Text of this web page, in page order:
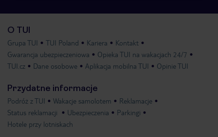
O TUI
Grupa TUI TUI Poland Kariera
Kontakt
Gwarancja ubezpieczeniowa
Opieka TUI na wakacjach 24/7
TUI.cz
Dane osobowe Aplikacja mobilna TUI Opinie TUI
Przydatne informacje
Podróż z TUI Wakacje samolotem
Reklamacje
Status reklamacji
Ubezpieczenia
Parkingi
Hotele przy lotniskach